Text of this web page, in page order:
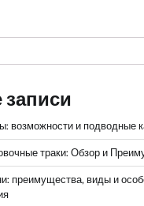
возможности и подводные
траки: Обзор и
преимущества, виды и